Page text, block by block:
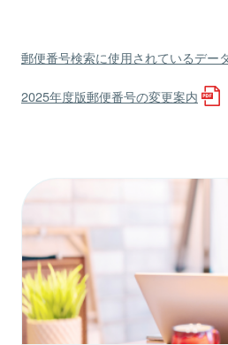
郵便番号検索に使用されているデー
2025年度版郵便番号の変更案内